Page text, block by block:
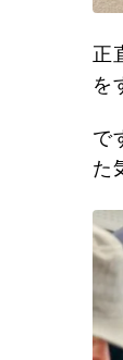
正
を
で
た